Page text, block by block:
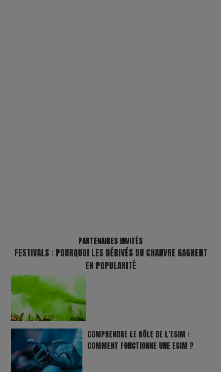
PARTENAIRES INVITÉS
FESTIVALS : POURQUOI LES DÉRIVÉS DU CHANVRE GAGNENT
EN POPULARITÉ
COMPRENDRE LE RÔLE DE L’ESIM :
COMMENT FONCTIONNE UNE ESIM ?